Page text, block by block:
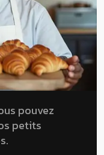
pouvez
petits